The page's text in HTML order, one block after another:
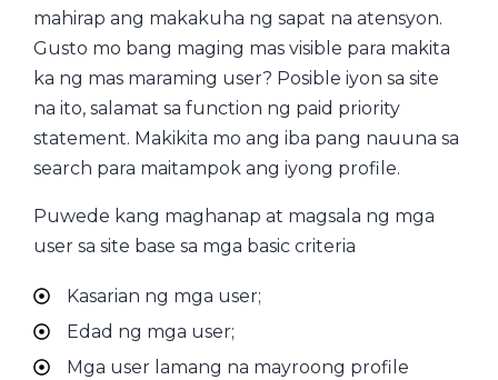
mahirap ang makakuha ng sapat na atensyon.
Gusto mo bang maging mas visible para makita
ka ng mas maraming user? Posible iyon sa site
na ito, salamat sa function ng paid priority
statement. Makikita mo ang iba pang nauuna sa
search para maitampok ang iyong profile.
Puwede kang maghanap at magsala ng mga
user sa site base sa mga basic criteria
Kasarian ng mga user;
Edad ng mga user;
Mga user lamang na mayroong profile